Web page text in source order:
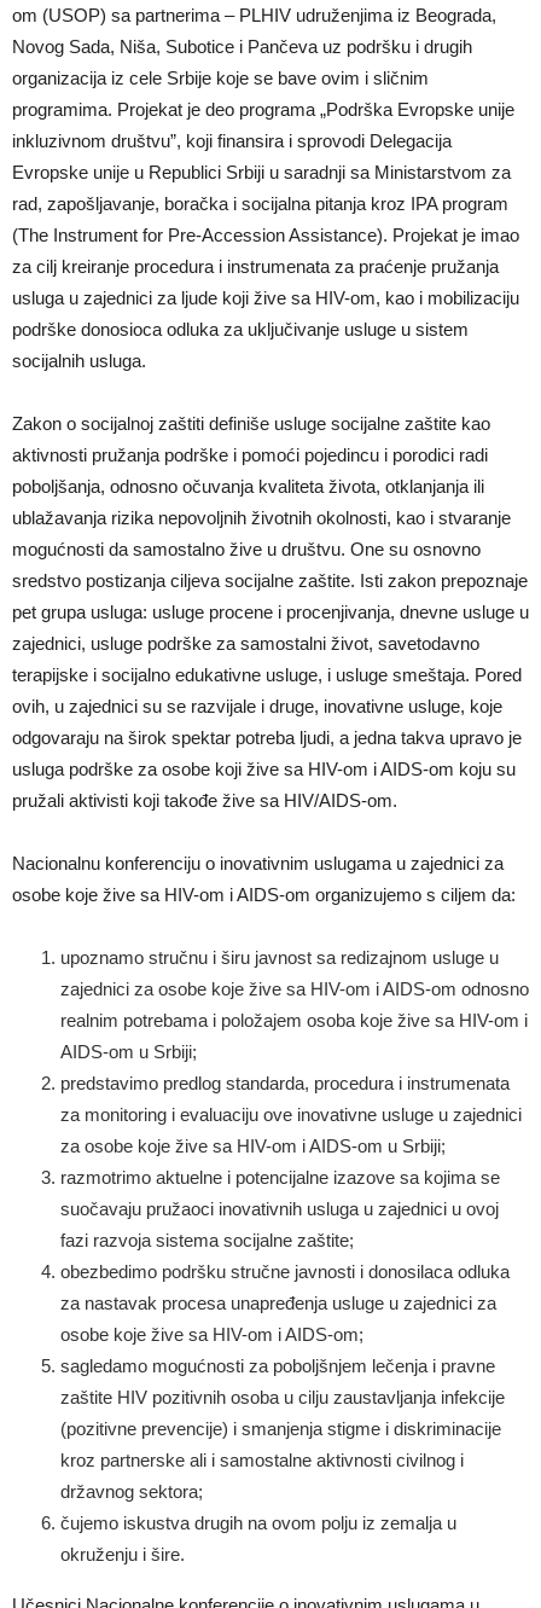
om (USOP) sa partnerima – PLHIV udruženjima iz Beograda,
Novog Sada, Niša, Subotice i Pančeva uz podršku i drugih
organizacija iz cele Srbije koje se bave ovim i sličnim
programima. Projekat je deo programa „Podrška Evropske unije
inkluzivnom društvu”, koji finansira i sprovodi Delegacija
Evropske unije u Republici Srbiji u saradnji sa Ministarstvom za
rad, zapošljavanje, boračka i socijalna pitanja kroz IPA program
(The Instrument for Pre-Accession Assistance). Projekat je imao
za cilj kreiranje procedura i instrumenata za praćenje pružanja
usluga u zajednici za ljude koji žive sa HIV-om, kao i mobilizaciju
podrške donosioca odluka za uključivanje usluge u sistem
socijalnih usluga.
Zakon o socijalnoj zaštiti definiše usluge socijalne zaštite kao
aktivnosti pružanja podrške i pomoći pojedincu i porodici radi
poboljšanja, odnosno očuvanja kvaliteta života, otklanjanja ili
ublažavanja rizika nepovoljnih životnih okolnosti, kao i stvaranje
mogućnosti da samostalno žive u društvu. One su osnovno
sredstvo postizanja ciljeva socijalne zaštite. Isti zakon prepoznaje
pet grupa usluga: usluge procene i procenjivanja, dnevne usluge u
zajednici, usluge podrške za samostalni život, savetodavno
terapijske i socijalno edukativne usluge, i usluge smeštaja. Pored
ovih, u zajednici su se razvijale i druge, inovativne usluge, koje
odgovaraju na širok spektar potreba ljudi, a jedna takva upravo je
usluga podrške za osobe koji žive sa HIV-om i AIDS-om koju su
pružali aktivisti koji takođe žive sa HIV/AIDS-om.
Nacionalnu konferenciju o inovativnim uslugama u zajednici za
osobe koje žive sa HIV-om i AIDS-om organizujemo s ciljem da:
upoznamo stručnu i širu javnost sa redizajnom usluge u
zajednici za osobe koje žive sa HIV-om i AIDS-om odnosno
realnim potrebama i položajem osoba koje žive sa HIV-om i
AIDS-om u Srbiji;
predstavimo predlog standarda, procedura i instrumenata
za monitoring i evaluaciju ove inovativne usluge u zajednici
za osobe koje žive sa HIV-om i AIDS-om u Srbiji;
razmotrimo aktuelne i potencijalne izazove sa kojima se
suočavaju pružaoci inovativnih usluga u zajednici u ovoj
fazi razvoja sistema socijalne zaštite;
obezbedimo podršku stručne javnosti i donosilaca odluka
za nastavak procesa unapređenja usluge u zajednici za
osobe koje žive sa HIV-om i AIDS-om;
sagledamo mogućnosti za poboljšnjem lečenja i pravne
zaštite HIV pozitivnih osoba u cilju zaustavljanja infekcije
(pozitivne prevencije) i smanjenja stigme i diskriminacije
kroz partnerske ali i samostalne aktivnosti civilnog i
državnog sektora;
čujemo iskustva drugih na ovom polju iz zemalja u
okruženju i šire.